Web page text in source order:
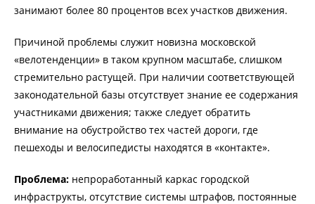
занимают более 80 процентов всех участков движения.
Причиной проблемы служит новизна московской
«велотенденции» в таком крупном масштабе, слишком
стремительно растущей. При наличии соответствующей
законодательной базы отсутствует знание ее содержания
участниками движения; также следует обратить
внимание на обустройство тех частей дороги, где
пешеходы и велосипедисты находятся в «контакте».
Проблема: непроработанный каркас городской
инфраструкты, отсутствие системы штрафов, постоянные